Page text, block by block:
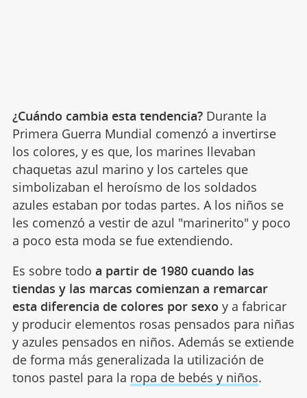
¿Cuándo cambia esta tendencia?Durante la
Primera Guerra Mundial comenzó a invertirse
los colores, y es que, los marines llevaban
chaquetas azul marino y los carteles que
simbolizaban el heroísmo de los soldados
azules estaban por todas partes. A los niños se
les comenzó a vestir de azul "marinerito" y poco
a poco esta moda se fue extendiendo.
Es sobre todo a partir de 1980 cuando las
tiendas y las marcas comienzan a remarcar
esta diferencia de colores por sexo y a fabricar
y producir elementos rosas pensados para niñas
y azules pensados en niños. Además se extiende
de forma más generalizada la utilización de
tonos pastel para la ropa de bebés y niños.